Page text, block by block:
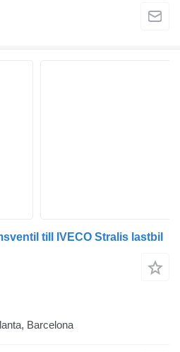
till IVECO Stralis lastbil
Barcelona